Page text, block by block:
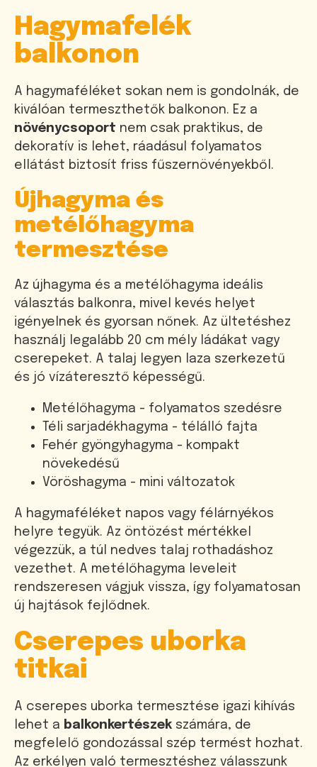
Hagymafelék
balkonon
A hagymaféléket sokan nem is gondolnák, de
kiválóan termeszthetők balkonon. Ez a
növénycsoport nem csak praktikus, de
dekoratív is lehet, ráadásul folyamatos
ellátást biztosít friss fűszernövényekből.
Újhagyma és
metélőhagyma
termesztése
Az újhagyma és a metélőhagyma ideális
választás balkonra, mivel kevés helyet
igényelnek és gyorsan nőnek. Az ültetéshez
használj legalább 20 cm mély ládákat vagy
cserepeket. A talaj legyen laza szerkezetű
és jó vízáteresztő képességű.
Metélőhagyma - folyamatos szedésre
Téli sarjadékhagyma - télálló fajta
Fehér gyöngyhagyma - kompakt
növekedésű
Vöröshagyma - mini változatok
A hagymaféléket napos vagy félárnyékos
helyre tegyük. Az öntözést mértékkel
végezzük, a túl nedves talaj rothadáshoz
vezethet. A metélőhagyma leveleit
rendszeresen vágjuk vissza, így folyamatosan
új hajtások fejlődnek.
Cserepes uborka
titkai
A cserepes uborka termesztése igazi kihívás
lehet a balkonkertészek számára, de
megfelelő gondozással szép termést hozhat.
Az erkélyen való termesztéshez válasszunk